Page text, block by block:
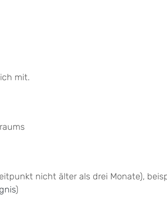
mit.
nicht älter als drei Monate),
)